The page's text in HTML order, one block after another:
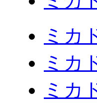
ミカ
ミカ
ミカ